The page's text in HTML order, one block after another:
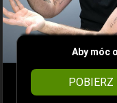
Aby móc